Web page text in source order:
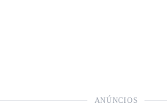
ANÚNCIOS